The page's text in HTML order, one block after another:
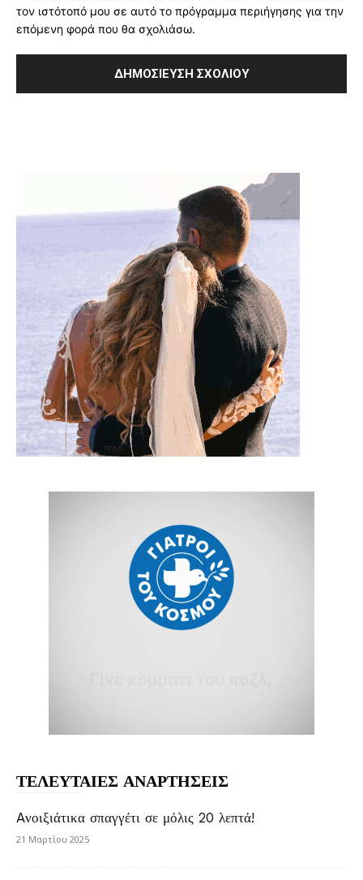
τον ιστότοπό μου σε αυτό το πρόγραμμα περιήγησης για την
επόμενη φορά που θα σχολιάσω.
ΤΕΛΕΥΤΑΙΕΣ ΑΝΑΡΤΗΣΕΙΣ
Aνοιξιάτικα σπαγγέτι σε μόλις 20 λεπτά!
21 Μαρτίου 2025